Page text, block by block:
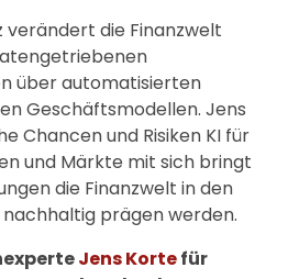
verändert die Finanzwelt
über automatisierten
Geschäftsmodellen. Jens
Chancen und Risiken KI für
und Märkte mit sich bringt
die Finanzwelt in den
prägen werden.
Jens Kortefür